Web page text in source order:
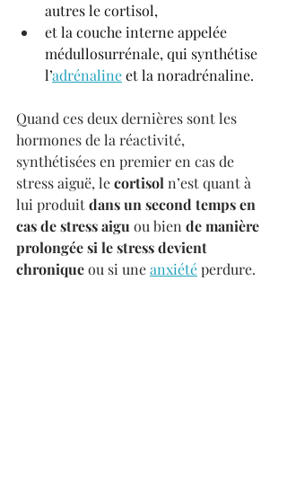
autres le cortisol,
et la couche interne appelée
médullosurrénale, qui synthétise
l’adrénaline et la noradrénaline.
Quand ces deux dernières sont les
hormones de la réactivité,
synthétisées en premier en cas de
stress aiguë, le cortisol n’est quant à
lui produit dans un second temps en
cas de stress aigu ou bien de manière
prolongée si le stress devient
chronique ou si une anxiété perdure.